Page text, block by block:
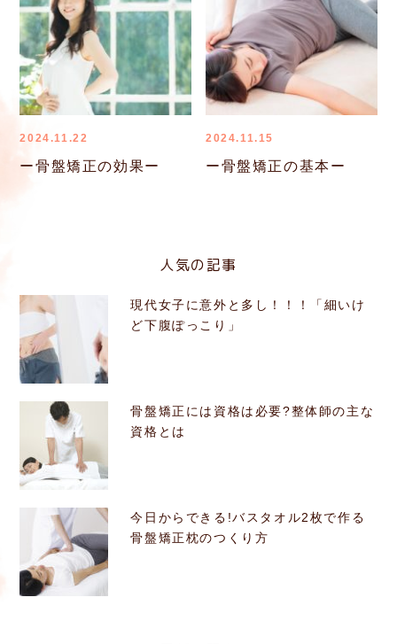
2024.11.22
ー骨盤矯正の効果ー
2024.11.15
ー骨盤矯正の基本ー
人気の記事
現代女子に意外と多し！！！「細いけ
ど下腹ぽっこり」
骨盤矯正には資格は必要?整体師の主な
資格とは
今日からできる!バスタオル2枚で作る
骨盤矯正枕のつくり方